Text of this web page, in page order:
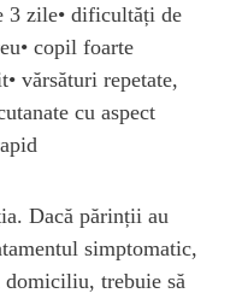
3 zile• dificultăți de
copil foarte
vărsături repetate,
cu aspect
Dacă părinții au
simptomatic,
domiciliu, trebuie să